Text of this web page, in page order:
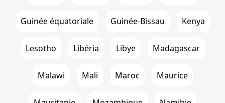
Guinée équatoriale Guinée-Bissau Kenya
Lesotho Libéria Libye Madagascar
Malawi Mali Maroc Maurice